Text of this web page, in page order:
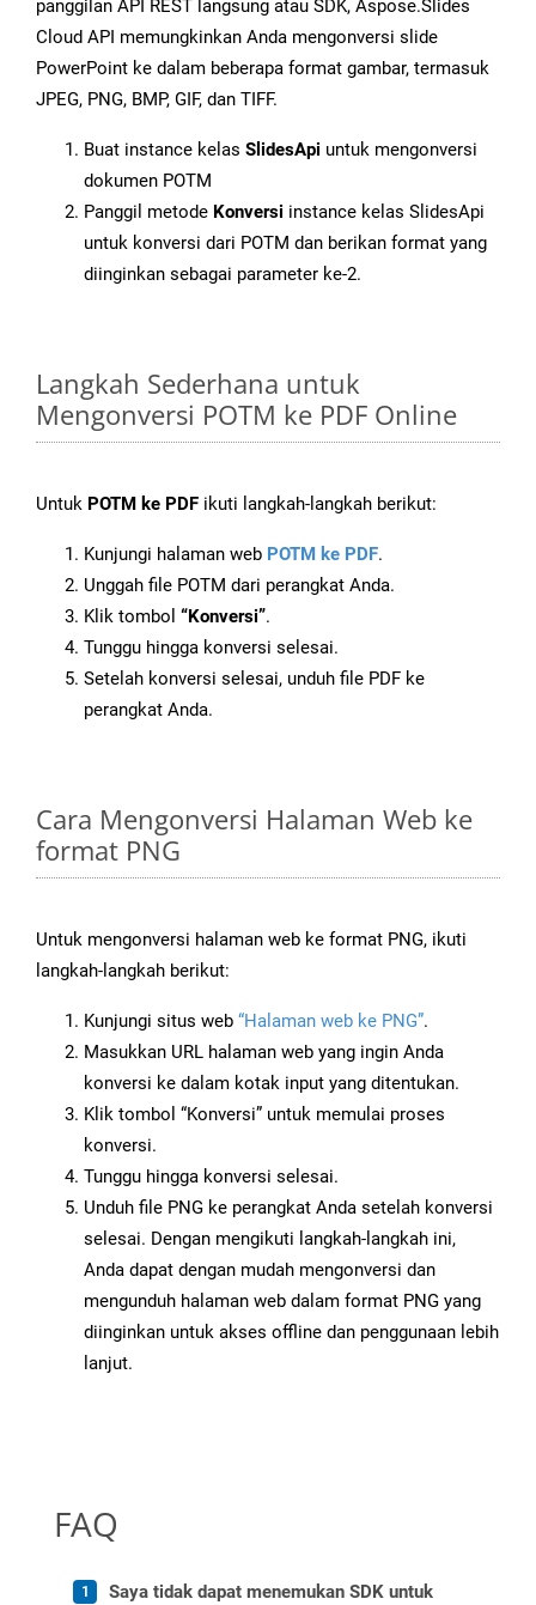
panggilan API REST langsung atau SDK, Aspose.Slides
Cloud API memungkinkan Anda mengonversi slide
PowerPoint ke dalam beberapa format gambar, termasuk
JPEG, PNG, BMP, GIF, dan TIFF.
Buat instance kelas SlidesApi untuk mengonversi
dokumen POTM
Panggil metode Konversi instance kelas SlidesApi
untuk konversi dari POTM dan berikan format yang
diinginkan sebagai parameter ke-2.
Langkah Sederhana untuk
Mengonversi POTM ke PDF Online
Untuk POTM ke PDF ikuti langkah-langkah berikut:
Kunjungi halaman web POTM ke PDF.
Unggah file POTM dari perangkat Anda.
Klik tombol “Konversi”.
Tunggu hingga konversi selesai.
Setelah konversi selesai, unduh file PDF ke
perangkat Anda.
Cara Mengonversi Halaman Web ke
format PNG
Untuk mengonversi halaman web ke format PNG, ikuti
langkah-langkah berikut:
Kunjungi situs web “Halaman web ke PNG”.
Masukkan URL halaman web yang ingin Anda
konversi ke dalam kotak input yang ditentukan.
Klik tombol “Konversi” untuk memulai proses
konversi.
Tunggu hingga konversi selesai.
Unduh file PNG ke perangkat Anda setelah konversi
selesai. Dengan mengikuti langkah-langkah ini,
Anda dapat dengan mudah mengonversi dan
mengunduh halaman web dalam format PNG yang
diinginkan untuk akses offline dan penggunaan lebih
lanjut.
FAQ
Saya tidak dapat menemukan SDK untuk